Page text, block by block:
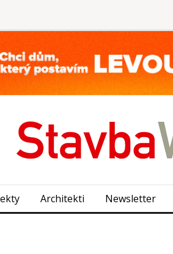
Architekti Newsletter